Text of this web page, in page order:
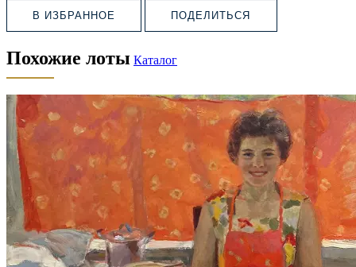
В ИЗБРАННОЕ ПОДЕЛИТЬСЯ
Похожие лоты Каталог